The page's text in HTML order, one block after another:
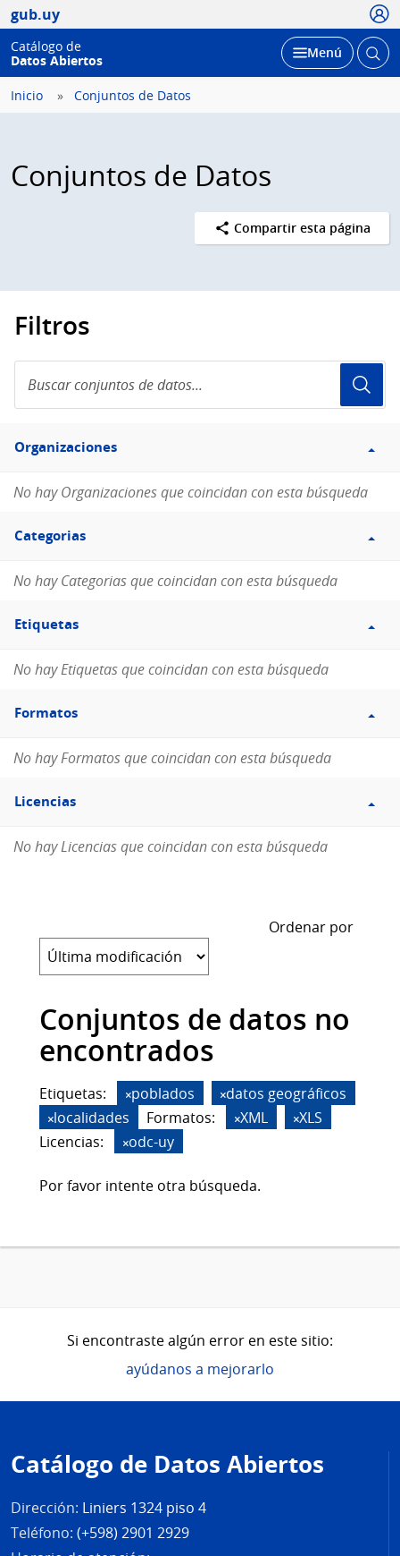
gub.uy
Catálogo de
Datos Abiertos
Desplegar
Menú Abrir
Inicio Conjuntos de Datos
Conjuntos de Datos
Compartir esta página
Filtros
conjuntos
de
Filtro
Organizaciones
Organizaciones
No hay Organizaciones que coincidan con esta búsqueda
Filtro
Categorias
Categorias
No hay Categorias que coincidan con esta búsqueda
Filtro
Etiquetas
Etiquetas
No hay Etiquetas que coincidan con esta búsqueda
Filtro
Formatos
Formatos
No hay Formatos que coincidan con esta búsqueda
Filtro
Licencias
Licencias
No hay Licencias que coincidan con esta búsqueda
Ordenar por
Conjuntos de datos no
encontrados
Etiquetas: poblados
datos geográficos
localidades
Formatos: XML
XLS
Licencias:
odc-uy
Por favor intente otra búsqueda.
Si encontraste algún error en este sitio:
ayúdanos a mejorarlo
de
página
Catálogo de Datos Abiertos
Dirección: Liniers 1324 piso 4
Teléfono: (+598) 2901 2929